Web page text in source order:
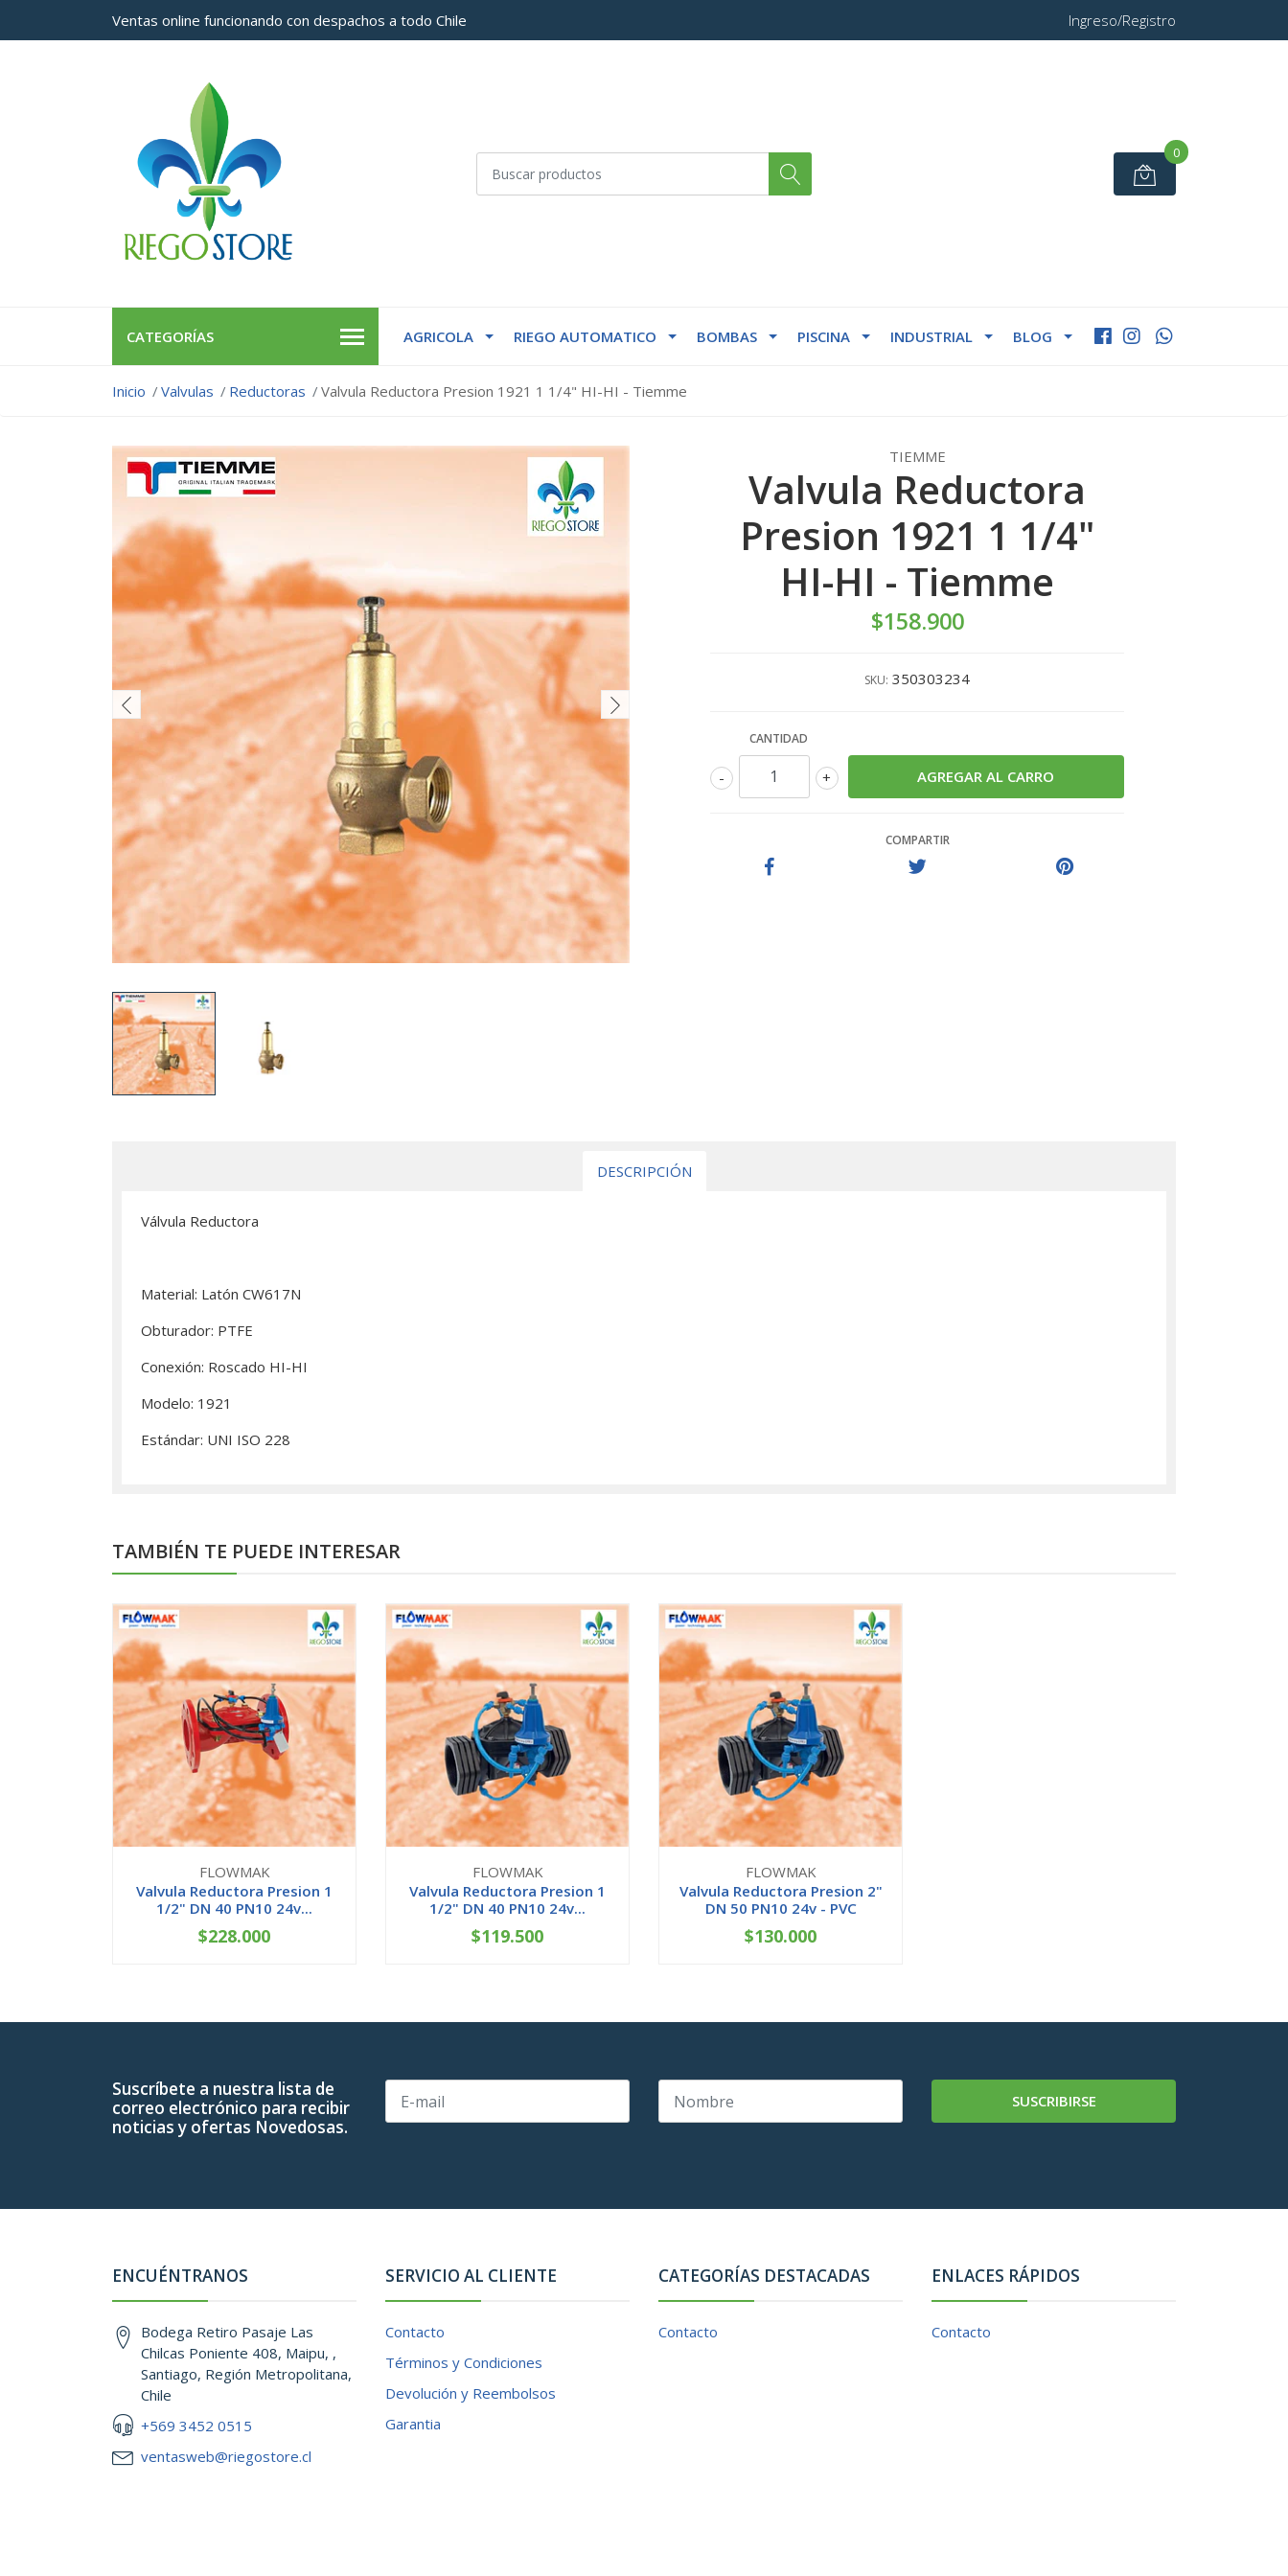
Ventas online funcionando con despachos a todo Chile Ingreso/Registro
0
CATEGORÍAS AGRICOLA RIEGO AUTOMATICO BOMBAS PISCINA INDUSTRIAL BLOG
Inicio Valvulas Reductoras Valvula Reductora Presion 1921 1 1/4" HI-HI - Tiemme
TIEMME
Valvula Reductora
Presion 1921 1 1/4"
HI-HI - Tiemme
$158.900
SKU: 350303234
CANTIDAD
+
-
COMPARTIR
DESCRIPCIÓN
Válvula Reductora
Material: Latón CW617N
Obturador: PTFE
Conexión: Roscado HI-HI
Modelo: 1921
Estándar: UNI ISO 228
TAMBIÉN TE PUEDE INTERESAR
FLOWMAK
Valvula Reductora Presion 1
1/2" DN 40 PN10 24v...
+
$228.000
FLOWMAK
Valvula Reductora Presion 1
1/2" DN 40 PN10 24v...
+
$119.500
FLOWMAK
Valvula Reductora Presion 2"
DN 50 PN10 24v - PVC
+
$130.000
Suscríbete a nuestra lista de
correo electrónico para recibir
noticias y ofertas Novedosas.
SUSCRIBIRSE
ENCUÉNTRANOS
Bodega Retiro Pasaje Las
Chilcas Poniente 408, Maipu, ,
Santiago, Región Metropolitana,
Chile
+569 3452 0515
ventasweb@riegostore.cl
SERVICIO AL CLIENTE
Contacto
Términos y Condiciones
Devolución y Reembolsos
Garantia
CATEGORÍAS DESTACADAS
Contacto
ENLACES RÁPIDOS
Contacto